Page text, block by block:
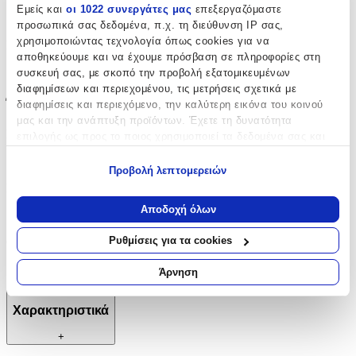
Εμείς και οι 1022 συνεργάτες μας επεξεργαζόμαστε
προσωπικά σας δεδομένα, π.χ. τη διεύθυνση IP σας,
χρησιμοποιώντας τεχνολογία όπως cookies για να
αποθηκεύουμε και να έχουμε πρόσβαση σε πληροφορίες στη
συσκευή σας, με σκοπό την προβολή εξατομικευμένων
διαφημίσεων και περιεχομένου, τις μετρήσεις σχετικά με
διαφημίσεις και περιεχόμενο, την καλύτερη εικόνα του κοινού
μας και την ανάπτυξη προϊόντων. Έχετε τη δυνατότητα
Να συλλέξουμε πληροφορίες σχετικά με τη γεωγραφική
σας τοποθεσία, οι οποίες μπορεί να είναι ακριβείς σε
απόσταση μερικών μέτρων
Να αναγνωρίσουμε τη συσκευή σας σαρώνοντας ενεργά
για συγκεκριμένα χαρακτηριστικά (δακτυλικό αποτύπωμα)
Μάθετε περισσότερα σχετικά με τον τρόπο επεξεργασίας των
προσωπικών σας δεδομένων και καθορίστε τις προτιμήσεις σας
στηνενότητα “Λεπτομέρειες”
ανακαλέσετε τη συγκατάθεσή σας ανά πάσα στιγμή από τη
Δήλωση Cookies.
Προβολή λεπτομερειών
Αποδοχή όλων
Ρυθμίσεις για τα cookies
Άρνηση
Αυτιά
Σετ:
Όχι
Έξτρα Χαρακτηριστικά
Χαρακτηριστικά
+